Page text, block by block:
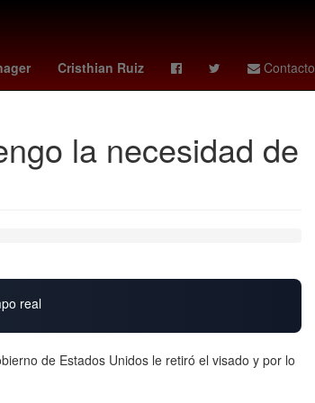
Cristhian Ruiz Contacto
leagues cup ranking fifa
la necesidad de
real
de Estados Unidos le retiró el visado y por lo